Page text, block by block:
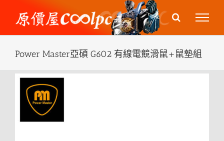
content
Power Master亞碩 G602 有線電競滑鼠+鼠墊組
View
Larger
Image